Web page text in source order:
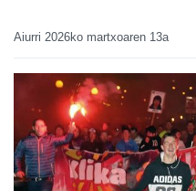
Aiurri 2026ko martxoaren 13a